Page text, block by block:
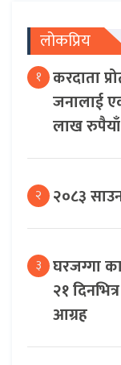
लोकप्रिय
१ करदाता
जनालाई
लाख
२ २०८३
३ घरजग्गा
२१
आग्रह